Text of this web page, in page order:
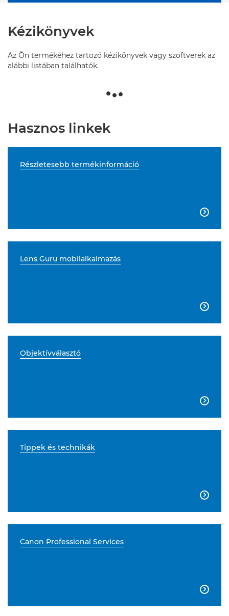
Kézikönyvek
Az Ön termékéhez tartozó kézikönyvek vagy szoftverek az
alábbi listában találhatók.
Hasznos linkek
Részletesebb termékinformáció

Lens Guru mobilalkalmazás

Objektívválasztó

Tippek és technikák

Canon Professional Services
